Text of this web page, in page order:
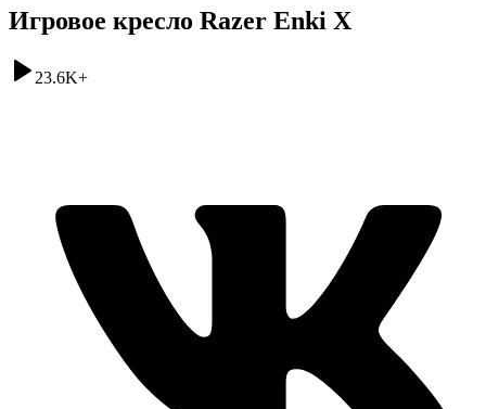
Игровое кресло Razer Enki X
23.6K+